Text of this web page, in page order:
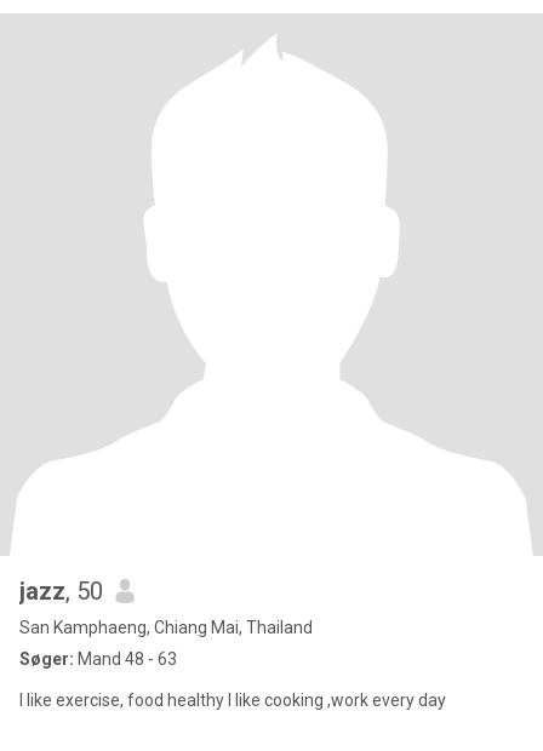
jazz, 50
San Kamphaeng, Chiang Mai, Thailand
Søger: Mand 48 - 63
I like exercise, food healthy l like cooking ,work every day